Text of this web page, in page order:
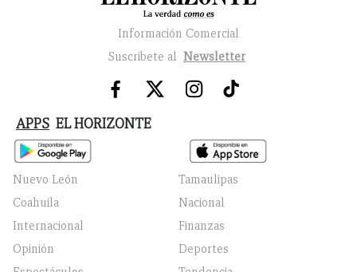
Información Comercial
Suscribete al
Newsletter
APPS EL HORIZONTE
Nuevo León
Tamaulipas
Coahuila
Nacional
Internacional
Finanzas
Opinión
Deportes